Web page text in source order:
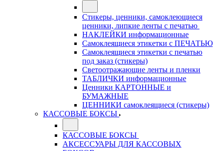
Стикеры, ценники, самоклеющиеся
ценники, липкие ленты с печатью
НАКЛЕЙКИ информационные
Самоклеящиеся этикетки с ПЕЧАТЬЮ
Самоклеящиеся этикетки с печатью
под заказ (стикеры)
Светоотражающие ленты и пленки
ТАБЛИЧКИ информационные
Ценники КАРТОННЫЕ и
БУМАЖНЫЕ
ЦЕННИКИ самоклеящиеся (стикеры)
КАССОВЫЕ БОКСЫ
КАССОВЫЕ БОКСЫ
АКСЕССУАРЫ ДЛЯ КАССОВЫХ